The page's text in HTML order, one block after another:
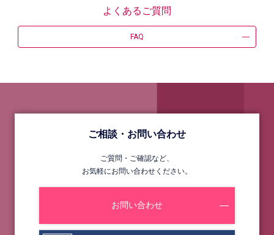
よくあるご質問
FAQ
ご相談・お問い合わせ
ご質問・ご確認など、
お気軽にお問い合わせください。
お問い合わせ